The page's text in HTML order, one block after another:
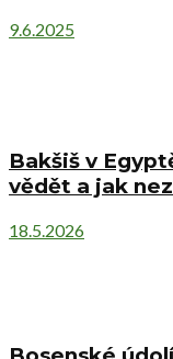
9.6.2025
Bakšiš v
vědět a jak
18.5.2026